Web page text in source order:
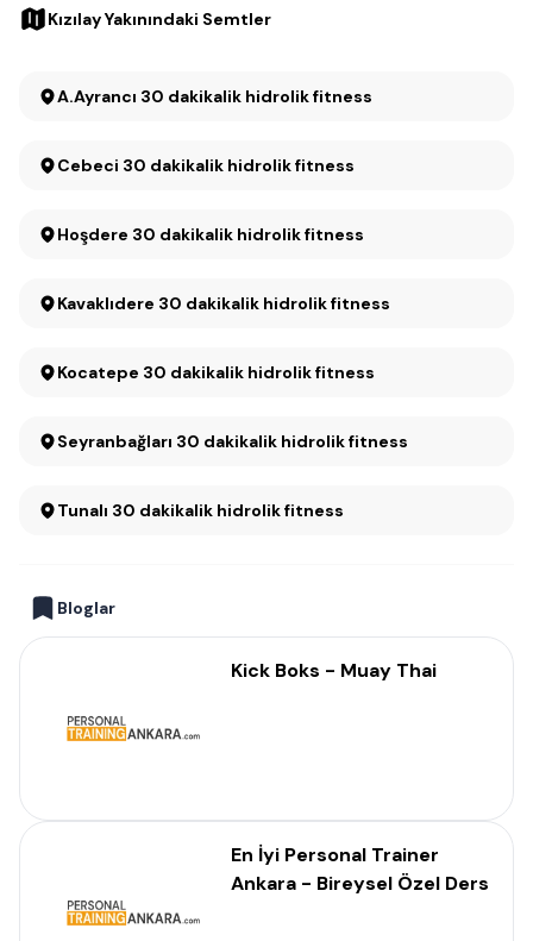
Kızılay Yakınındaki Semtler
A.Ayrancı 30 dakikalik hidrolik fitness
Cebeci 30 dakikalik hidrolik fitness
Hoşdere 30 dakikalik hidrolik fitness
Kavaklıdere 30 dakikalik hidrolik fitness
Kocatepe 30 dakikalik hidrolik fitness
Seyranbağları 30 dakikalik hidrolik fitness
Tunalı 30 dakikalik hidrolik fitness
Bloglar
Kick Boks - Muay Thai
En İyi Personal Trainer
Ankara - Bireysel Özel Ders